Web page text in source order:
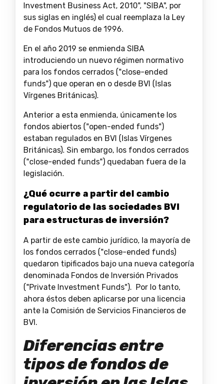
Investment Business Act, 2010", "SIBA", por
sus siglas en inglés) el cual reemplaza la Ley
de Fondos Mutuos de 1996.
En el año 2019 se enmienda SIBA
introduciendo un nuevo régimen normativo
para los fondos cerrados ("close-ended
funds") que operan en o desde BVI (Islas
Vírgenes Británicas).
Anterior a esta enmienda, únicamente los
fondos abiertos ("open-ended funds")
estaban regulados en BVI (Islas Vírgenes
Británicas). Sin embargo, los fondos cerrados
("close-ended funds") quedaban fuera de la
legislación.
¿Qué ocurre a partir del cambio
regulatorio de las sociedades BVI
para estructuras de inversión?
A partir de este cambio jurídico, la mayoría de
los fondos cerrados ("close-ended funds)
quedaron tipificados bajo una nueva categoría
denominada Fondos de Inversión Privados
("Private Investment Funds"). Por lo tanto,
ahora éstos deben aplicarse por una licencia
ante la Comisión de Servicios Financieros de
BVI.
Diferencias entre
tipos de fondos de